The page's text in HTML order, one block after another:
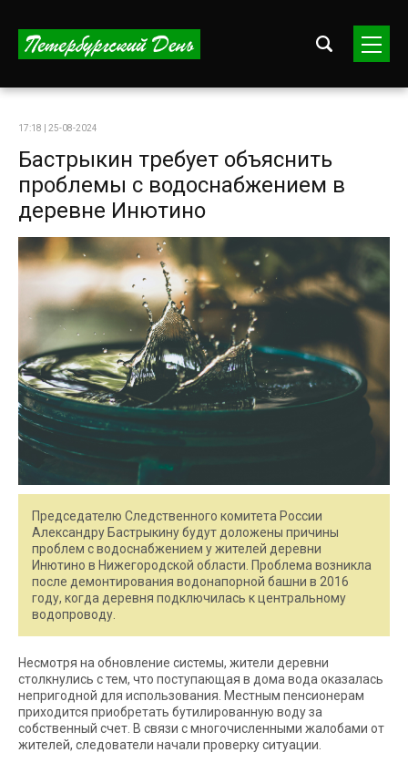
17:18 | 25-08-2024
Бастрыкин требует объяснить
проблемы с водоснабжением в
деревне Инютино
Председателю Следственного комитета России
Александру Бастрыкину будут доложены причины
проблем с водоснабжением у жителей деревни
Инютино в Нижегородской области. Проблема возникла
после демонтирования водонапорной башни в 2016
году, когда деревня подключилась к центральному
водопроводу.
Несмотря на обновление системы, жители деревни
столкнулись с тем, что поступающая в дома вода оказалась
непригодной для использования. Местным пенсионерам
приходится приобретать бутилированную воду за
собственный счет. В связи с многочисленными жалобами от
жителей, следователи начали проверку ситуации.